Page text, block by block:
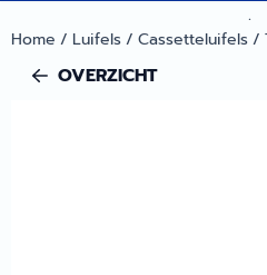
.
Home / Luifels/ Cassetteluifels/
OVERZICHT